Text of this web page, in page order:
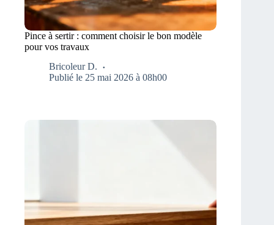
Pince à sertir : comment choisir le bon modèle
pour vos travaux
Bricoleur D.
Publié le 25 mai 2026 à 08h00